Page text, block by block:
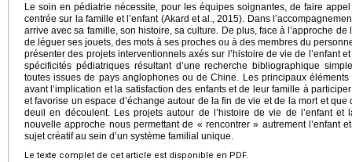
Le soin en pédiatrie nécessite, pour les équipes soignantes, de faire
centrée sur la famille et l’enfant (Akard et al., 2015). Dans
arrive avec sa famille, son histoire, sa culture. De plus, face à l’approche de
de léguer ses jouets, des mots à ses proches ou à des membres du
présenter des projets interventionnels axés sur l’histoire de vie de l’enfant
spécificités pédiatriques résultant d’une recherche bibliographique
toutes issues de pays anglophones ou de Chine. Les principaux
avant l’implication et la satisfaction des enfants et de leur famille à
et favorise un espace d’échange autour de la fin de vie et de la mort et
deuil en découlent. Les projets autour de l’histoire de vie de l’enfant
nouvelle approche nous permettant de « rencontrer » autrement l’enfant
sujet créatif au sein d’un système familial unique.
Le texte complet de cet article est disponible en PDF.